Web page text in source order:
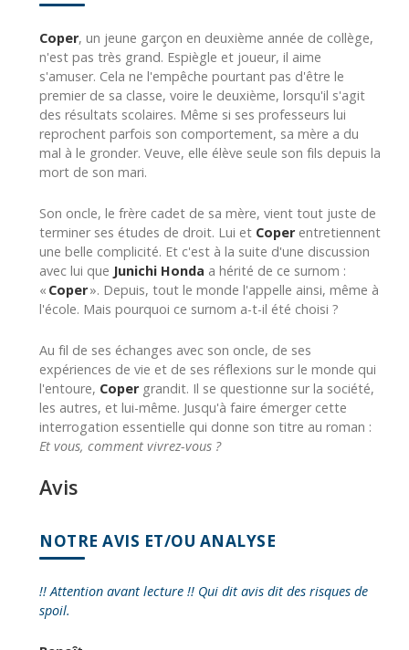
Coper, un jeune garçon en deuxième année de collège,
n'est pas très grand. Espiègle et joueur, il aime
s'amuser. Cela ne l'empêche pourtant pas d'être le
premier de sa classe, voire le deuxième, lorsqu'il s'agit
des résultats scolaires. Même si ses professeurs lui
reprochent parfois son comportement, sa mère a du
mal à le gronder. Veuve, elle élève seule son fils depuis la
mort de son mari.
Son oncle, le frère cadet de sa mère, vient tout juste de
terminer ses études de droit. Lui et Coper entretiennent
une belle complicité. Et c'est à la suite d'une discussion
avec lui que Junichi Honda a hérité de ce surnom :
« Coper». Depuis, tout le monde l'appelle ainsi, même à
l'école. Mais pourquoi ce surnom a-t-il été choisi ?
Au fil de ses échanges avec son oncle, de ses
expériences de vie et de ses réflexions sur le monde qui
l'entoure, Coper grandit. Il se questionne sur la société,
les autres, et lui-même. Jusqu'à faire émerger cette
interrogation essentielle qui donne son titre au roman :
Et vous, comment vivrez-vous ?
Avis
NOTRE AVIS ET/OU ANALYSE
!! Attention avant lecture !! Qui dit avis dit des risques de
spoil.